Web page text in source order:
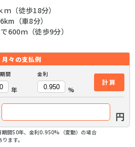
（徒歩18分）
（車8分）
600ｍ（徒歩9分）
月々の支払例
間
年
金利
%
計算
円
間50年、金利0.950%（変動）の場合
ます。